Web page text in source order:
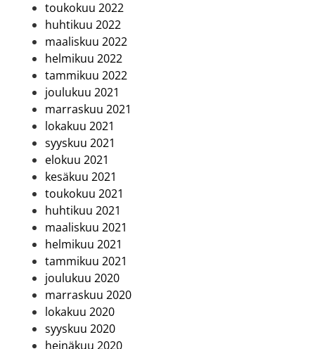
toukokuu 2022
huhtikuu 2022
maaliskuu 2022
helmikuu 2022
tammikuu 2022
joulukuu 2021
marraskuu 2021
lokakuu 2021
syyskuu 2021
elokuu 2021
kesäkuu 2021
toukokuu 2021
huhtikuu 2021
maaliskuu 2021
helmikuu 2021
tammikuu 2021
joulukuu 2020
marraskuu 2020
lokakuu 2020
syyskuu 2020
heinäkuu 2020